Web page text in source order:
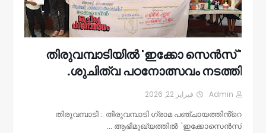
തിരുവമ്പാടിയിൽ 'ഇക്കോ സെൻസ് '
ശുചിത്വ പഠനോത്സവം നടത്തി.
Admin فبراير 22, 2026
തിരുവമ്പാടി : തിരുവമ്പാടി ഗ്രാമ പഞ്ചായത്തിൻ്റെ
ആഭിമുഖ്യത്തിൽ 'ഇക്കോസെൻസ് …